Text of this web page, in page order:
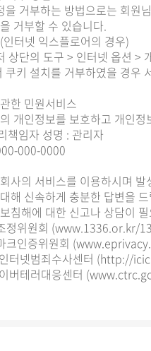
을 거부하는 방법으로는 회원
거부할 수 있습니다.
터넷 익스플로어의 경우)
상단의 도구 > 인터넷 옵션 >
쿠키 설치를 거부하였을 경우
한 민원서비스
개인정보를 보호하고 개인
책임자 성명 : 관리자
000-0000
사의 서비스를 이용하시며
해 신속하게 충분한 답변을
침해에 대한 신고나 상담이
정위원회 (www.1336.or.kr/
크인증위원회
터넷범죄수사센터 (http://
버테러대응센터